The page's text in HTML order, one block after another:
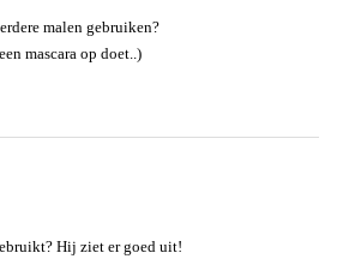
malen gebruiken?
mascara op doet..)
Hij ziet er goed uit!